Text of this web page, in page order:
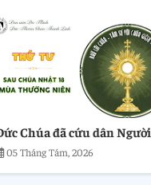
Chúa đã cứu dân Người
05 Tháng Tám, 2026